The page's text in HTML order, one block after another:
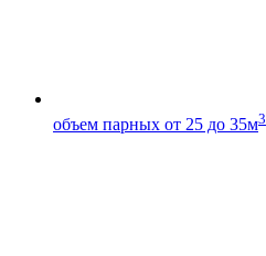
объем парных от 25 до 35м3